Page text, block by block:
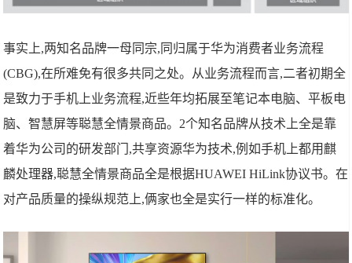
事实上,两知名品牌一母同宗,同归属于华为消费者业务流程
(CBG),在所难免有很多共同之处。从业务流程而言,二者初期全
是致力于手机上业务流程,近些年均拓展至笔记本电脑、平板电
脑、智慧屏等聪慧全情景商品。2个知名品牌从技术上全是靠
着华为公司的研发部门,共享资源华为技术,例如手机上都用麒
麟处理器,聪慧全情景商品全是根据HUAWEI HiLink协议书。在
对产品质量的操纵规范上,俩家也全是实行一样的标准化。